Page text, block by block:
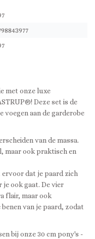
met onze luxe
Deze set is de
voegen aan de garderobe
van de massa.
maar ook praktisch en
dat je paard zich
ook gaat. De vier
flair, maar ook
van je paard, zodat
bij onze 30 cm pony's -